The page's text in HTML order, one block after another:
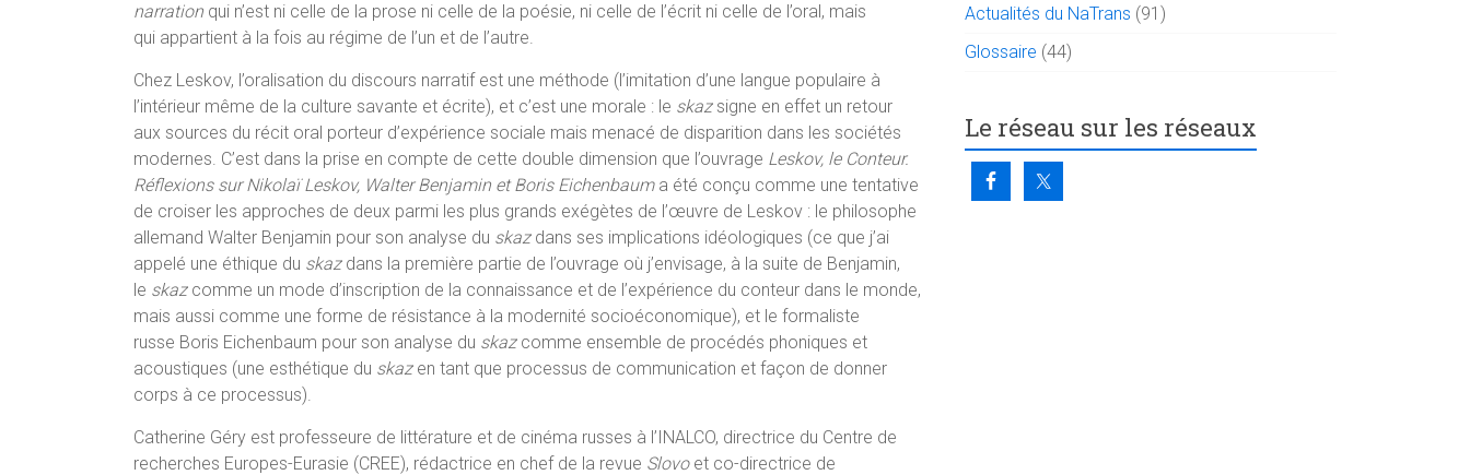
narration qui n’est ni celle de la prose ni celle de la poésie, ni celle de l’écrit ni celle de l’oral, mais
qui appartient à la fois au régime de l’un et de l’autre.
Chez Leskov, l’oralisation du discours narratif est une méthode (l’imitation d’une langue populaire à
l’intérieur même de la culture savante et écrite), et c’est une morale : le skaz signe en effet un retour
aux sources du récit oral porteur d’expérience sociale mais menacé de disparition dans les sociétés
modernes. C’est dans la prise en compte de cette double dimension que l’ouvrage Leskov, le Conteur.
Réflexions surNikolaï Leskov, Walter Benjamin et Boris Eichenbauma été conçu comme une tentative
de croiser les approches de deux parmi les plus grands exégètes de l’œuvre de Leskov : le philosophe
allemand Walter Benjamin pour son analyse du skaz dans ses implications idéologiques (ce que j’ai
appelé une éthique du skazdans la première partie de l’ouvrage où j’envisage, à la suite de Benjamin,
le skazcomme un mode d’inscription de la connaissance et de l’expérience du conteur dans le monde,
mais aussi comme une forme de résistance à la modernité socioéconomique), et le formaliste
russe Boris Eichenbaum pour son analyse du skaz comme ensemble de procédés phoniques et
acoustiques (une esthétique du skazen tant que processus de communication et façon de donner
corps à ce processus).
Catherine Géry est professeure de littérature et de cinéma russes à l’INALCO, directrice du Centre de
recherches Europes-Eurasie (CREE), rédactrice en chef de la revue Slovo et co-directrice de
Actualités du NaTrans (91)
Glossaire (44)
Le réseau sur les réseaux